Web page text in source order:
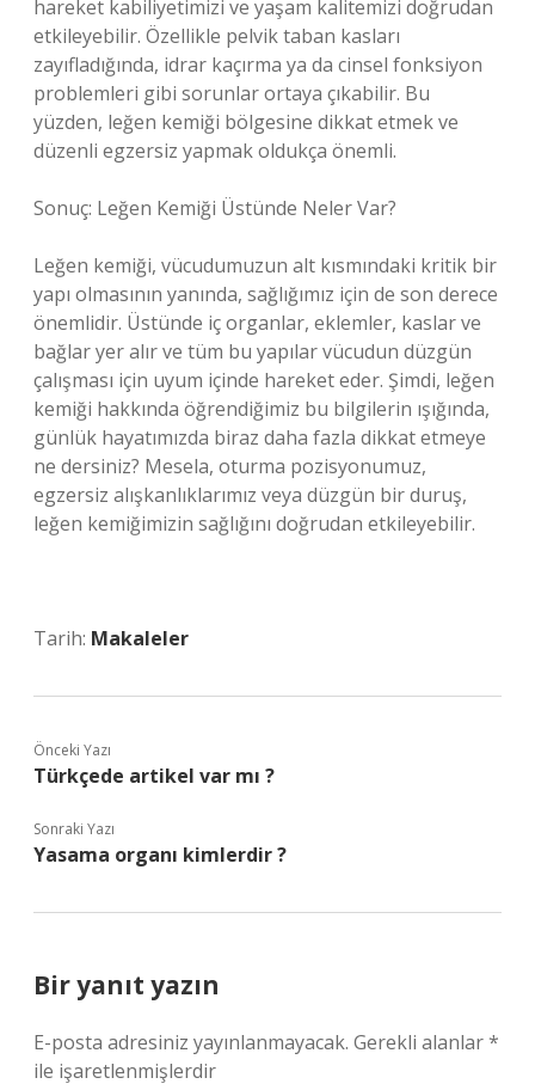
hareket kabiliyetimizi ve yaşam kalitemizi doğrudan
etkileyebilir. Özellikle pelvik taban kasları
zayıfladığında, idrar kaçırma ya da cinsel fonksiyon
problemleri gibi sorunlar ortaya çıkabilir. Bu
yüzden, leğen kemiği bölgesine dikkat etmek ve
düzenli egzersiz yapmak oldukça önemli.
Sonuç: Leğen Kemiği Üstünde Neler Var?
Leğen kemiği, vücudumuzun alt kısmındaki kritik bir
yapı olmasının yanında, sağlığımız için de son derece
önemlidir. Üstünde iç organlar, eklemler, kaslar ve
bağlar yer alır ve tüm bu yapılar vücudun düzgün
çalışması için uyum içinde hareket eder. Şimdi, leğen
kemiği hakkında öğrendiğimiz bu bilgilerin ışığında,
günlük hayatımızda biraz daha fazla dikkat etmeye
ne dersiniz? Mesela, oturma pozisyonumuz,
egzersiz alışkanlıklarımız veya düzgün bir duruş,
leğen kemiğimizin sağlığını doğrudan etkileyebilir.
Tarih: Makaleler
Önceki Yazı
Türkçede artikel var mı ?
Sonraki Yazı
Yasama organı kimlerdir ?
Bir yanıt yazın
E-posta adresiniz yayınlanmayacak. Gerekli alanlar*
ile işaretlenmişlerdir